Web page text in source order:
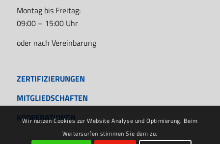
Montag bis Freitag:
09:00 – 15:00 Uhr
oder nach Vereinbarung
ZERTIFIZIERUNGEN
MITGLIEDSCHAFTEN
KOOPERATIONEN
Wir nutzen Cookies zur Website Analyse und Optimierung. Beim
Weitersurfen stimmen Sie dem zu.